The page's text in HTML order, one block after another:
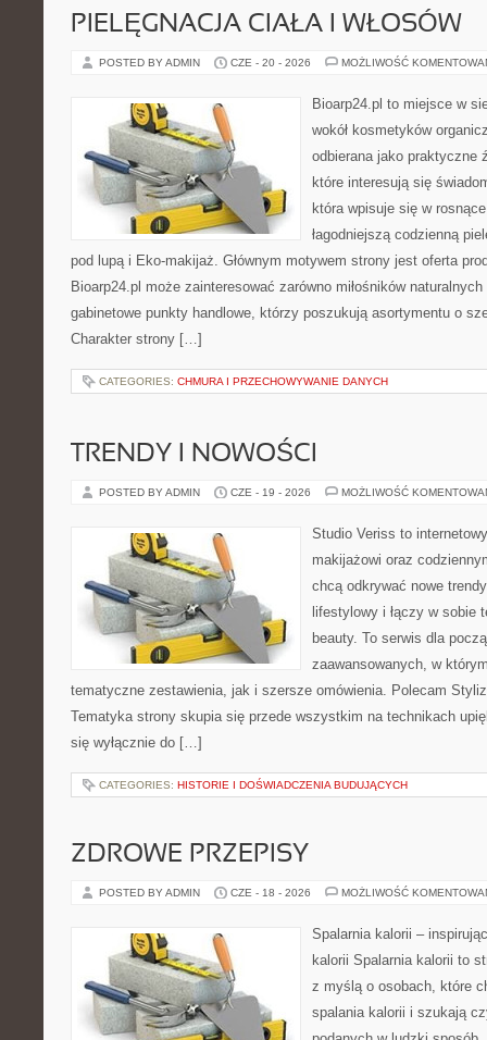
PIELĘGNACJA CIAŁA I WŁOSÓW
POSTED BY ADMIN CZE - 20 - 2026 MOŻLIWOŚĆ
Bioarp24.pl to miejsce w
wokół kosmetyków
odbierana jako praktyczne
które interesują się
która wpisuje się w
łagodniejszą codzienną
pod lupą i Eko-makijaż. Głównym motywem strony jest oferta
Bioarp24.pl może zainteresować zarówno miłośników
gabinetowe punkty handlowe, którzy poszukują asortymentu o
Charakter strony […]
CATEGORIES: CHMURA I PRZECHOWYWANIE DANYCH
TRENDY I NOWOŚCI
POSTED BY ADMIN CZE - 19 - 2026 MOŻLIWOŚĆ
Studio Veriss to
makijażowi oraz
chcą odkrywać nowe
lifestylowy i łączy w sobie
beauty. To serwis dla
zaawansowanych, w
tematyczne zestawienia, jak i szersze omówienia. Polecam
Tematyka strony skupia się przede wszystkim na technikach
się wyłącznie do […]
CATEGORIES: HISTORIE I DOŚWIADCZENIA BUDUJĄCYCH
ZDROWE PRZEPISY
POSTED BY ADMIN CZE - 18 - 2026 MOŻLIWOŚĆ
Spalarnia kalorii –
kalorii Spalarnia kalorii to
z myślą o osobach, które
spalania kalorii i szukają